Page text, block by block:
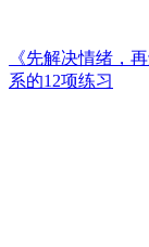
《先解决情绪，
系的12项练习